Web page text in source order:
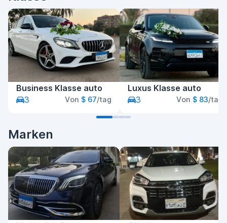
Business Klasse auto
3
Von $ 67/tag
Luxus Klasse auto
3
Von $ 83/tag
Marken